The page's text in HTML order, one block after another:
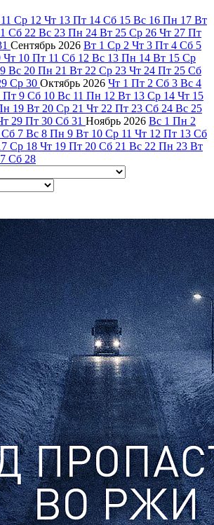
11 Ср 12 Чт 13 Пт 14 Сб 15 Вс 16 Пн 17 Вт
Сб 22 Вс 23 Пн 24 Вт 25 Ср 26 Чт 27 Пт
Сентябрь 2026 Вт 1 Ср 2 Чт 3 Пт 4 Сб 5
Чт 10 Пт 11 Сб 12 Вс 13 Пн 14 Вт 15 Ср
Вс 20 Пн 21 Вт 22 Ср 23 Чт 24 Пт 25 Сб
Ср 30 Октябрь 2026 Чт 1 Пт 2 Сб 3 Вс 4
Пт 9 Сб 10 Вс 11 Пн 12 Вт 13 Ср 14 Чт 15
19 Вт 20 Ср 21 Чт 22 Пт 23 Сб 24 Вс 25
29 Пт 30 Сб 31 Ноябрь 2026 Вс 1 Пн 2
Сб 7 Вс 8 Пн 9 Вт 10 Ср 11 Чт 12 Пт 13 Сб
Ср 18 Чт 19 Пт 20 Сб 21 Вс 22 Пн 23 Вт
Сб 28